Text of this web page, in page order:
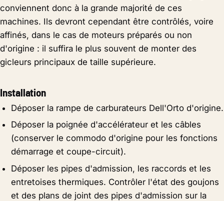
conviennent donc à la grande majorité de ces
machines. Ils devront cependant être contrôlés, voire
affinés, dans le cas de moteurs préparés ou non
d'origine : il suffira le plus souvent de monter des
gicleurs principaux de taille supérieure.
Installation
Déposer la rampe de carburateurs Dell'Orto d'origine.
Déposer la poignée d'accélérateur et les câbles
(conserver le commodo d'origine pour les fonctions
démarrage et coupe-circuit).
Déposer les pipes d'admission, les raccords et les
entretoises thermiques. Contrôler l'état des goujons
et des plans de joint des pipes d'admission sur la